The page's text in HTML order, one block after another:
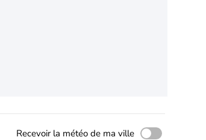
Recevoir la météo de ma ville